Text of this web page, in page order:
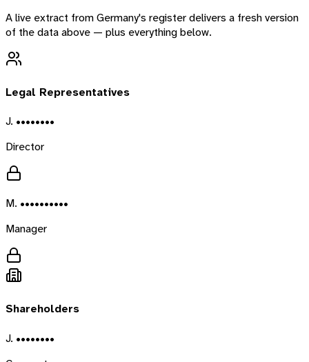
A live extract fromGermany's register delivers a fresh version
of the data above — plus everything below.
Legal Representatives
J. ••••••••
Director
M. ••••••••••
Manager
Shareholders
J. ••••••••